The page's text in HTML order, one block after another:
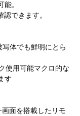
。
できます。
体でも鮮明にとら
使用可能マクロ的な
す
面を搭載したリモ